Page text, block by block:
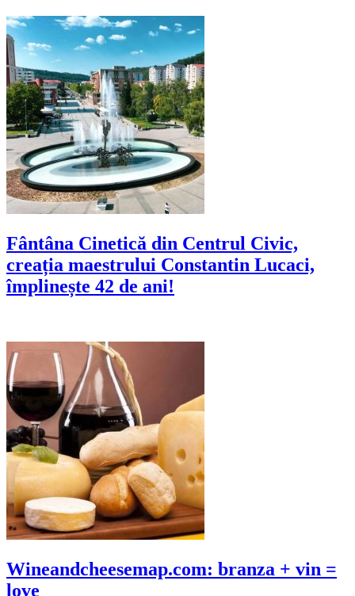
Fântâna Cinetică din Centrul Civic,
creația maestrului Constantin Lucaci,
împlinește 42 de ani!
Wineandcheesemap.com: branza + vin =
love